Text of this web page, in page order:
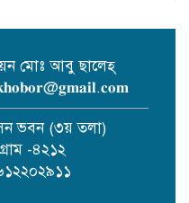
রাতের আঁধারে রাস্তার
স্ত্রী ও সন্তানেরা
মোঃ আবু ছালেহ্
ভবন (৩য় তলা)
-৪২১২